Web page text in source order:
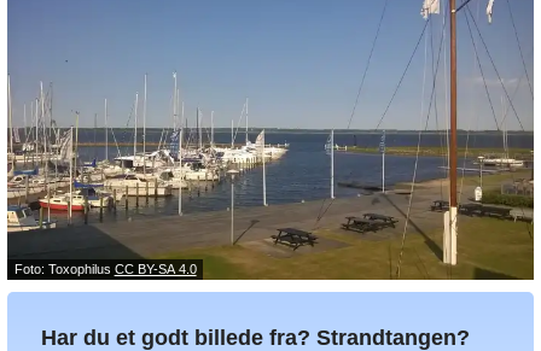
Foto: Toxophilus CC BY-SA 4.0
Har du et godt billede fra? Strandtangen?